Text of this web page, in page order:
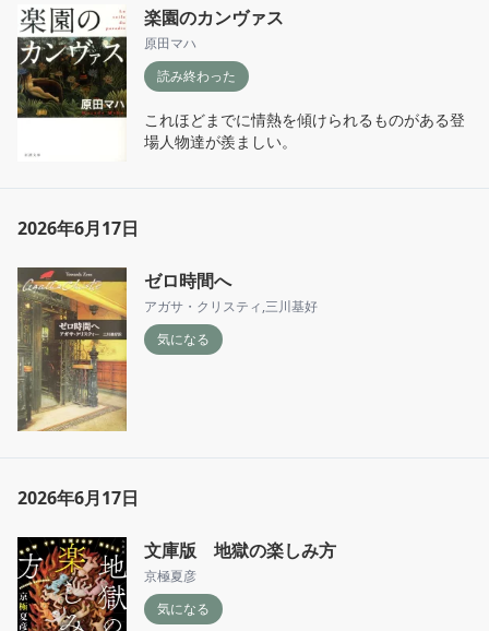
楽園のカンヴァス
原田マハ
読み終わった
これほどまでに情熱を傾けられるものがある登
場人物達が羨ましい。
2026年6月17日
ゼロ時間へ
アガサ・クリスティ,三川基好
気になる
2026年6月17日
文庫版 地獄の楽しみ方
京極夏彦
気になる